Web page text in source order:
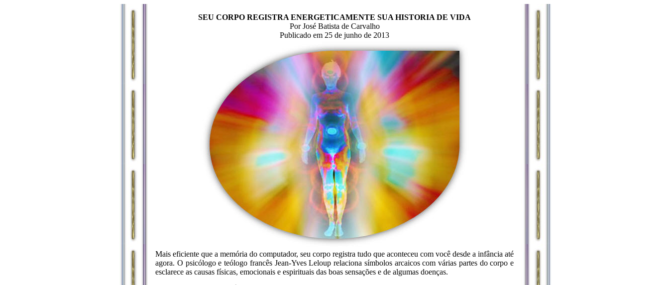
SEU CORPO REGISTRA ENERGETICAMENTE SUA HISTORIA DE VIDA
Por José Batista de Carvalho
Publicado em 25 de junho de 2013
Mais eficiente que a memória do computador, seu corpo registra tudo que aconteceu com você desde a infância até
agora. O psicólogo e teólogo francês Jean-Yves Leloup relaciona símbolos arcaicos com várias partes do corpo e
esclarece as causas físicas, emocionais e espirituais das boas sensações e de algumas doenças.